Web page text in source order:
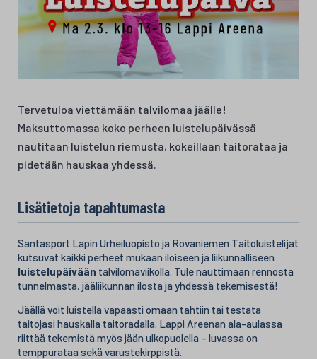
Tervetuloa viettämään talvilomaa jäälle!
Maksuttomassa koko perheen luistelupäivässä
nautitaan luistelun riemusta, kokeillaan taitorataa ja
pidetään hauskaa yhdessä.
Lisätietoja tapahtumasta
Santasport Lapin Urheiluopisto ja Rovaniemen Taitoluistelijat
kutsuvat kaikki perheet mukaan iloiseen ja liikunnalliseen
luistelupäivään talvilomaviikolla. Tule nauttimaan rennosta
tunnelmasta, jääliikunnan ilosta ja yhdessä tekemisestä!
Jäällä voit luistella vapaasti omaan tahtiin tai testata
taitojasi hauskalla taitoradalla. Lappi Areenan ala-aulassa
riittää tekemistä myös jään ulkopuolella – luvassa on
temppurataa sekä varustekirppistä.